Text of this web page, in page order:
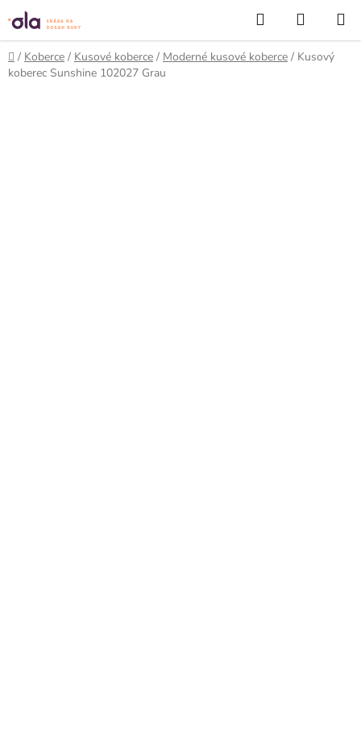
Prejsť
na
obsah
Hľadať
KOŠÍK
Domov
/ Koberce / Kusové koberce / Moderné kusové koberce / Kusový
koberec Sunshine 102027 Grau